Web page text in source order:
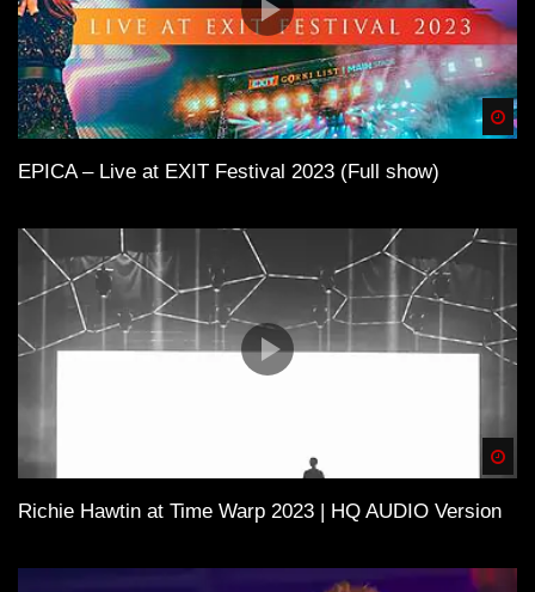
EPICA – Live at EXIT Festival 2023 (Full show)
Richie Hawtin at Time Warp 2023 | HQ AUDIO Version